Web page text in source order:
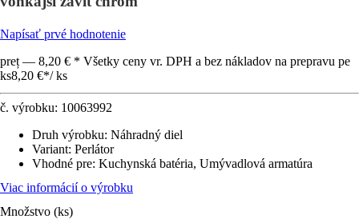
Napísať prvé hodnotenie
preț — 8,20 € * Všetky ceny vr. DPH a bez nákladov na prepravu pe
ks8,20 €*/ ks
č. výrobku: 10063992
Druh výrobku: Náhradný diel
Variant: Perlátor
Vhodné pre: Kuchynská batéria, Umývadlová armatúra
Viac informácií o výrobku
Množstvo (ks)